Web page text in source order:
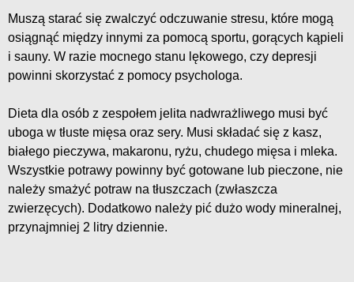
Muszą starać się zwalczyć odczuwanie stresu, które mogą
osiągnąć między innymi za pomocą sportu, gorących kąpieli
i sauny. W razie mocnego stanu lękowego, czy depresji
powinni skorzystać z pomocy psychologa.
Dieta dla osób z zespołem jelita nadwrażliwego musi być
uboga w tłuste mięsa oraz sery. Musi składać się z kasz,
białego pieczywa, makaronu, ryżu, chudego mięsa i mleka.
Wszystkie potrawy powinny być gotowane lub pieczone, nie
należy smażyć potraw na tłuszczach (zwłaszcza
zwierzęcych). Dodatkowo należy pić dużo wody mineralnej,
przynajmniej 2 litry dziennie.